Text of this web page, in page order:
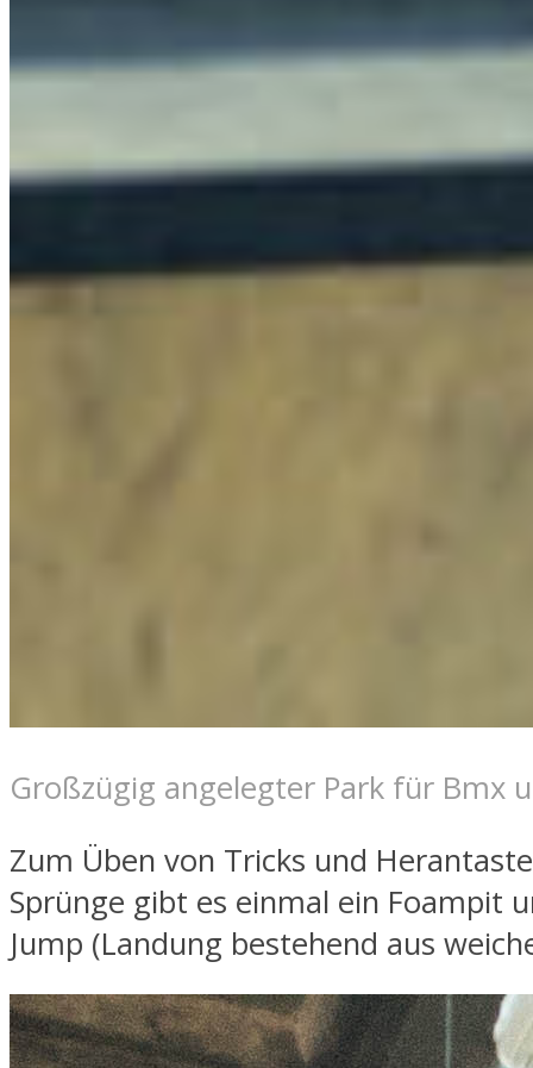
Großzügig angelegter Park für Bmx
Zum Üben von Tricks und
Sprünge gibt es einmal ein Foampit
Jump (Landung bestehend aus